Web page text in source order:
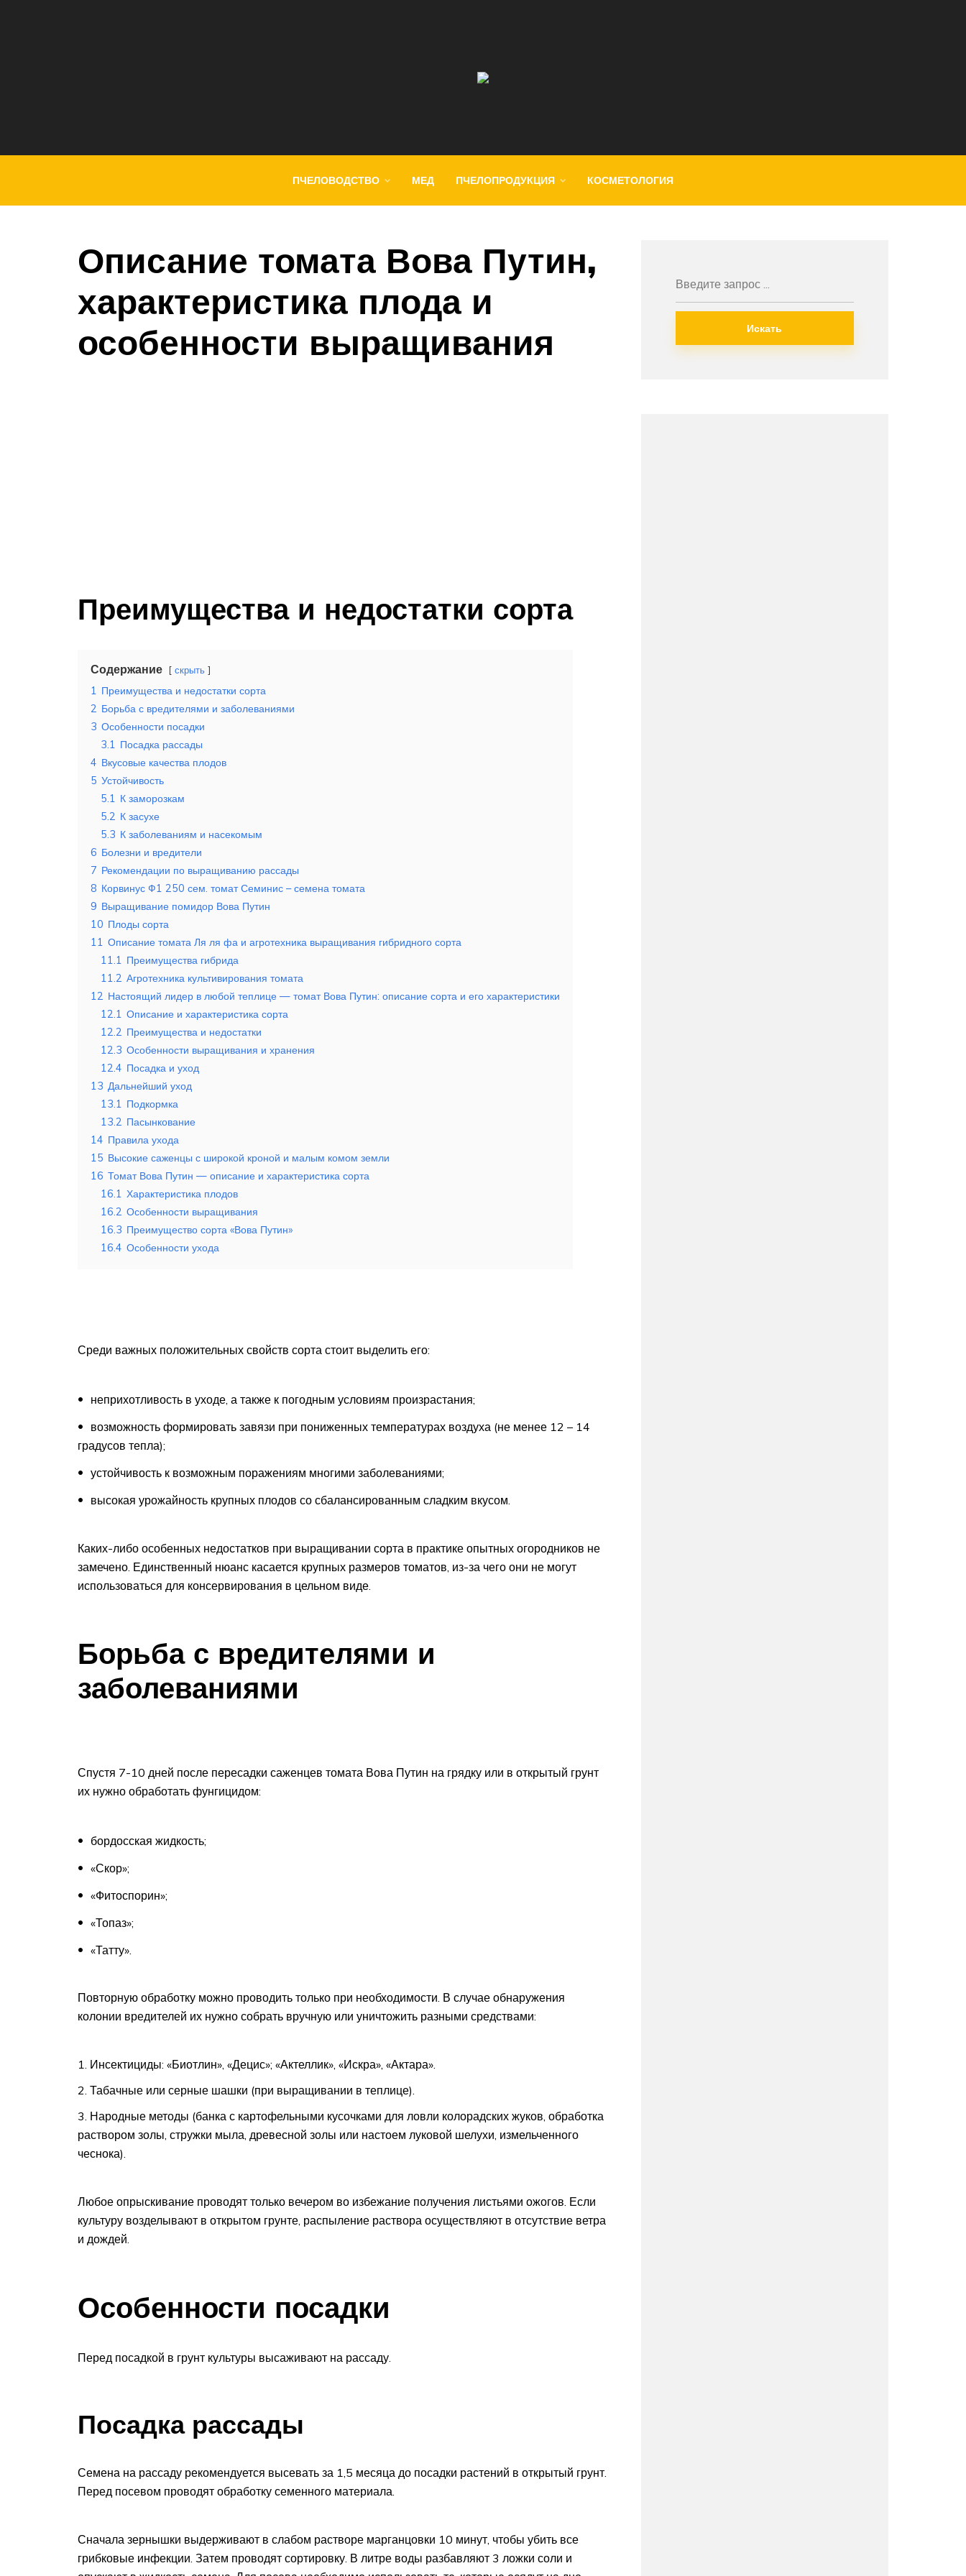
ПЧЕЛОВОДСТВО МЕД ПЧЕЛОПРОДУКЦИЯ КОСМЕТОЛОГИЯ
Описание томата Вова Путин,
характеристика плода и
особенности выращивания
Преимущества и недостатки сорта
Содержание скрыть
1 Преимущества и недостатки сорта
2 Борьба с вредителями и заболеваниями
3 Особенности посадки
3.1 Посадка рассады
4 Вкусовые качества плодов
5 Устойчивость
5.1 К заморозкам
5.2 К засухе
5.3 К заболеваниям и насекомым
6 Болезни и вредители
7 Рекомендации по выращиванию рассады
8 Корвинус Ф1 250 сем. томат Семинис – семена томата
9 Выращивание помидор Вова Путин
10 Плоды сорта
11 Описание томата Ля ля фа и агротехника выращивания гибридного сорта
11.1 Преимущества гибрида
11.2 Агротехника культивирования томата
12 Настоящий лидер в любой теплице — томат Вова Путин: описание сорта и его характеристики
12.1 Описание и характеристика сорта
12.2 Преимущества и недостатки
12.3 Особенности выращивания и хранения
12.4 Посадка и уход
13 Дальнейший уход
13.1 Подкормка
13.2 Пасынкование
14 Правила ухода
15 Высокие саженцы с широкой кроной и малым комом земли
16 Томат Вова Путин — описание и характеристика сорта
16.1 Характеристика плодов
16.2 Особенности выращивания
16.3 Преимущество сорта «Вова Путин»
16.4 Особенности ухода
Среди важных положительных свойств сорта стоит выделить его:
неприхотливость в уходе, а также к погодным условиям произрастания;
возможность формировать завязи при пониженных температурах воздуха (не менее 12 – 14
градусов тепла);
устойчивость к возможным поражениям многими заболеваниями;
высокая урожайность крупных плодов со сбалансированным сладким вкусом.
Каких-либо особенных недостатков при выращивании сорта в практике опытных огородников не
замечено. Единственный нюанс касается крупных размеров томатов, из-за чего они не могут
использоваться для консервирования в цельном виде.
Борьба с вредителями и
заболеваниями
Спустя 7-10 дней после пересадки саженцев томата Вова Путин на грядку или в открытый грунт
их нужно обработать фунгицидом:
бордосская жидкость;
«Скор»;
«Фитоспорин»;
«Топаз»;
«Татту».
Повторную обработку можно проводить только при необходимости. В случае обнаружения
колонии вредителей их нужно собрать вручную или уничтожить разными средствами:
Инсектициды: «Биотлин», «Децис»; «Актеллик», «Искра», «Актара».
Табачные или серные шашки (при выращивании в теплице).
Народные методы (банка с картофельными кусочками для ловли колорадских жуков, обработка
раствором золы, стружки мыла, древесной золы или настоем луковой шелухи, измельченного
чеснока).
Любое опрыскивание проводят только вечером во избежание получения листьями ожогов. Если
культуру возделывают в открытом грунте, распыление раствора осуществляют в отсутствие ветра
и дождей.
Особенности посадки
Перед посадкой в грунт культуры высаживают на рассаду.
Посадка рассады
Семена на рассаду рекомендуется высевать за 1,5 месяца до посадки растений в открытый грунт.
Перед посевом проводят обработку семенного материала.
Сначала зернышки выдерживают в слабом растворе марганцовки 10 минут, чтобы убить все
грибковые инфекции. Затем проводят сортировку. В литре воды разбавляют 3 ложки соли и
Искать